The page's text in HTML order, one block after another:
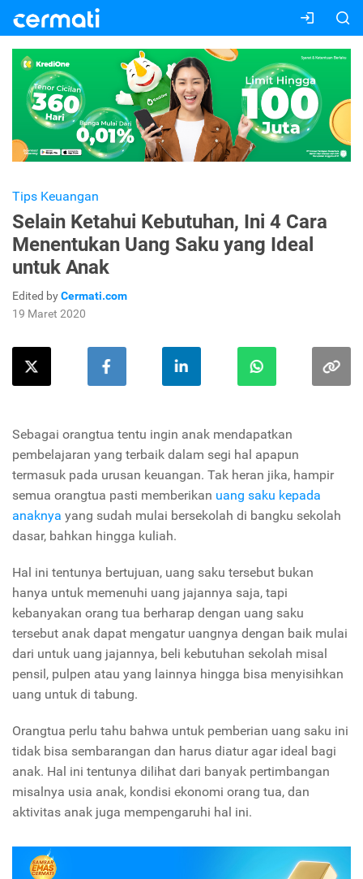
Tips Keuangan
Selain Ketahui Kebutuhan, Ini 4 Cara
Menentukan Uang Saku yang Ideal
untuk Anak
Edited byCermati.com
19 Maret 2020
Sebagai orangtua tentu ingin anak mendapatkan
pembelajaran yang terbaik dalam segi hal apapun
termasuk pada urusan keuangan. Tak heran jika, hampir
semua orangtua pasti memberikan uang saku kepada
anaknya yang sudah mulai bersekolah di bangku sekolah
dasar, bahkan hingga kuliah.
Hal ini tentunya bertujuan, uang saku tersebut bukan
hanya untuk memenuhi uang jajannya saja, tapi
kebanyakan orang tua berharap dengan uang saku
tersebut anak dapat mengatur uangnya dengan baik mulai
dari untuk uang jajannya, beli kebutuhan sekolah misal
pensil, pulpen atau yang lainnya hingga bisa menyisihkan
uang untuk di tabung.
Orangtua perlu tahu bahwa untuk pemberian uang saku ini
tidak bisa sembarangan dan harus diatur agar ideal bagi
anak. Hal ini tentunya dilihat dari banyak pertimbangan
misalnya usia anak, kondisi ekonomi orang tua, dan
aktivitas anak juga mempengaruhi hal ini.